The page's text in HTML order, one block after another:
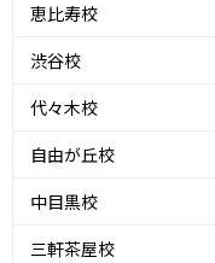
恵比寿校
渋谷校
代々木校
自由が丘校
中目黒校
三軒茶屋校